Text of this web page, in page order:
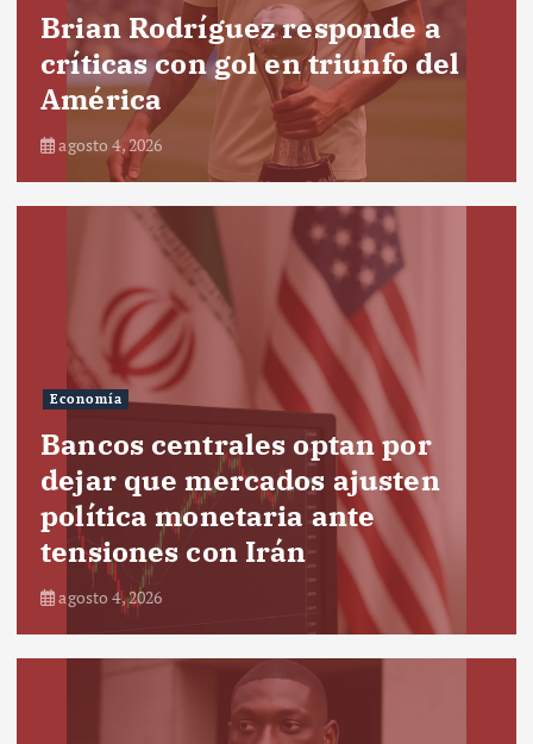
Brian Rodríguez responde a
críticas con gol en triunfo del
América
agosto 4, 2026
Economía
Bancos centrales optan por
dejar que mercados ajusten
política monetaria ante
tensiones con Irán
agosto 4, 2026